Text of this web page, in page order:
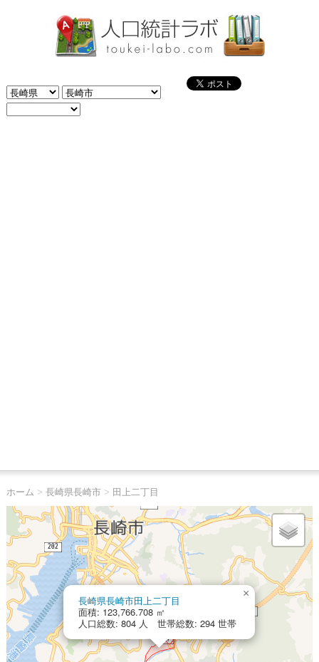
ホーム > 長崎県長崎市> 田上二丁目
長崎県長崎市田上二丁目
面積: 123,766.708 ㎡
人口総数: 804 人 世帯総数: 294 世帯
×